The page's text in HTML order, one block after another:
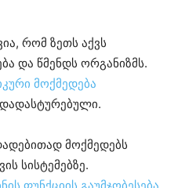
რომ ზეთს აქვს
და წმენდს ორგანიზმს.
მოქმედება
მოქმედებს
სისტემებზე.
ფუნქციის გაუმჯობესება